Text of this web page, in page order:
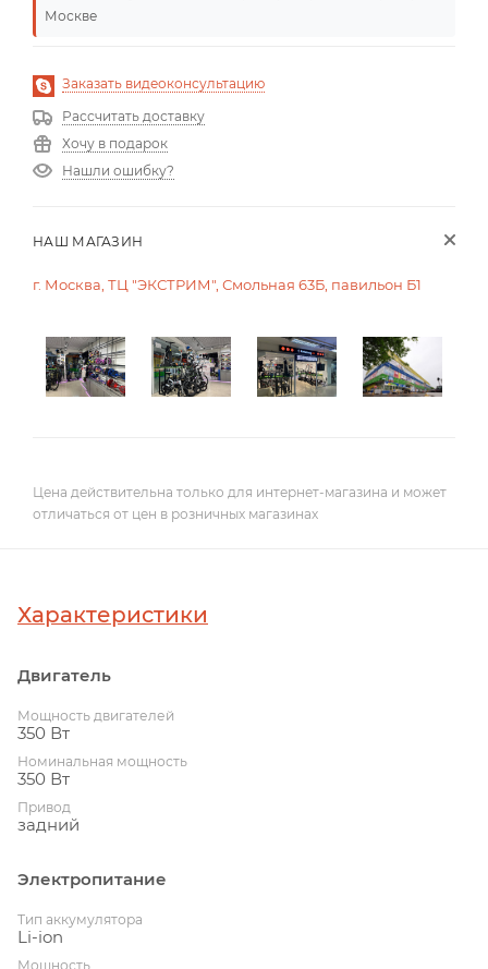
Москве
Заказать видеоконсультацию
Рассчитать доставку
Хочу в подарок
Нашли ошибку?
НАШ МАГАЗИН
г. Москва, ТЦ "ЭКСТРИМ", Смольная 63Б, павильон Б1
Цена действительна только для интернет-магазина и может
отличаться от цен в розничных магазинах
Характеристики
Двигатель
Мощность двигателей
350 Вт
Номинальная мощность
350 Вт
Привод
задний
Электропитание
Тип аккумулятора
Li-ion
Мощность